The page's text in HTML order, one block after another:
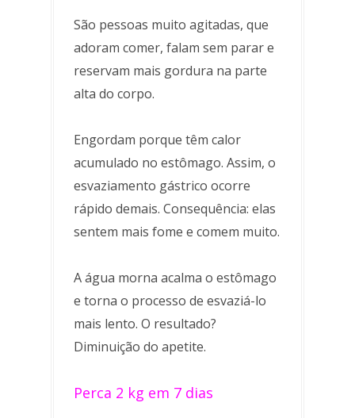
São pessoas muito agitadas, que
adoram comer, falam sem parar e
reservam mais gordura na parte
alta do corpo.
Engordam porque têm calor
acumulado no estômago. Assim, o
esvaziamento gástrico ocorre
rápido demais. Consequência: elas
sentem mais fome e comem muito.
A água morna acalma o estômago
e torna o processo de esvaziá-lo
mais lento. O resultado?
Diminuição do apetite.
Perca 2 kg em 7 dias